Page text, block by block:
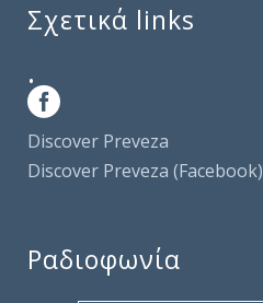
Σχετικά links
.
Discover Preveza
Discover Preveza (Facebook)
Ραδιοφωνία